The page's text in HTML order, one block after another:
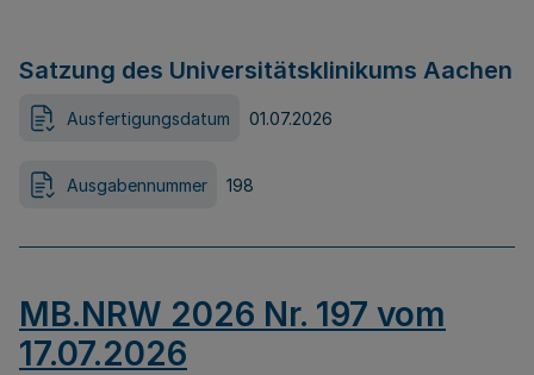
Satzung des Universitätsklinikums Aachen
Ausfertigungsdatum 01.07.2026
Ausgabennummer 198
MB.NRW 2026 Nr. 197 vom
17.07.2026